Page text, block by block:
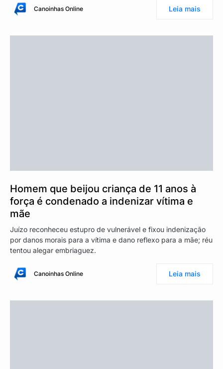
Canoinhas Online Leia mais
Homem que beijou criança de 11 anos à
força é condenado a indenizar vítima e
mãe
Juízo reconheceu estupro de vulnerável e fixou indenização
por danos morais para a vítima e dano reflexo para a mãe; réu
tentou alegar embriaguez.
Canoinhas Online Leia mais